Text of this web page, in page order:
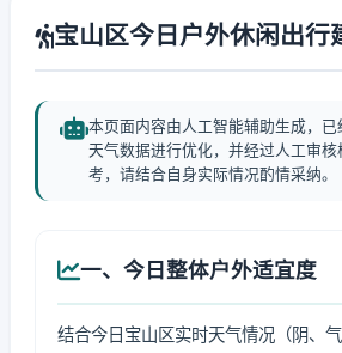
宝山区今日户外休闲出行
本页面内容由人工智能辅助生成，
天气数据进行优化，并经过人工审
考，请结合自身实际情况酌情采纳。
一、今日整体户外适宜度
结合今日宝山区实时天气情况（阴、